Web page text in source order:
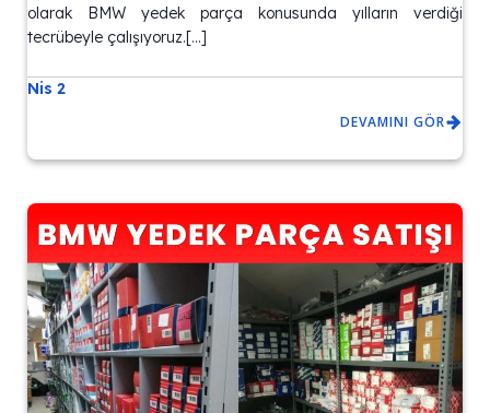
olarak BMW yedek parça konusunda yılların verdiği
tecrübeyle çalışıyoruz.[…]
Nis 2
DEVAMINI GÖR